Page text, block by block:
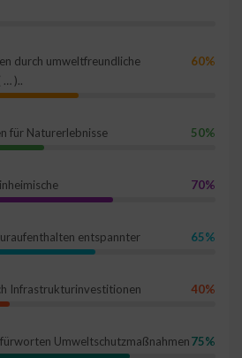
durch umweltfreundliche
)..
60%
für Naturerlebnisse 50%
70%
entspannter 65%
Infrastrukturinvestitionen 40%
Umweltschutzmaßnahmen75%